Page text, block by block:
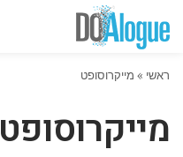
ראשי » מייקרוסופט
מייקרוסופט